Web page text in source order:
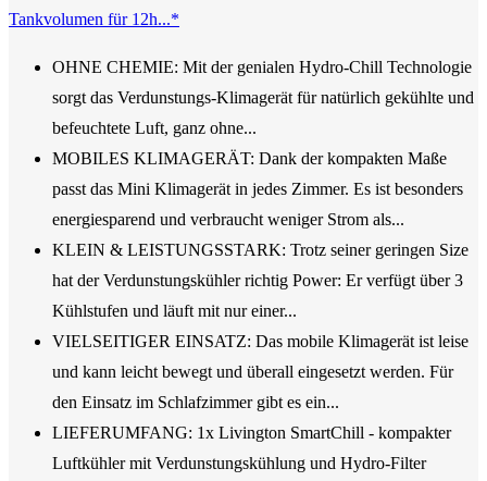
Tankvolumen für 12h...*
OHNE CHEMIE: Mit der genialen Hydro-Chill Technologie
sorgt das Verdunstungs-Klimagerät für natürlich gekühlte und
befeuchtete Luft, ganz ohne...
MOBILES KLIMAGERÄT: Dank der kompakten Maße
passt das Mini Klimagerät in jedes Zimmer. Es ist besonders
energiesparend und verbraucht weniger Strom als...
KLEIN & LEISTUNGSSTARK: Trotz seiner geringen Size
hat der Verdunstungskühler richtig Power: Er verfügt über 3
Kühlstufen und läuft mit nur einer...
VIELSEITIGER EINSATZ: Das mobile Klimagerät ist leise
und kann leicht bewegt und überall eingesetzt werden. Für
den Einsatz im Schlafzimmer gibt es ein...
LIEFERUMFANG: 1x Livington SmartChill - kompakter
Luftkühler mit Verdunstungskühlung und Hydro-Filter